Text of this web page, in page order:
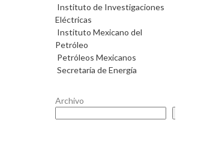
Instituto de Investigaciones
Eléctricas
Instituto Mexicano del
Petróleo
Petróleos Mexicanos
Secretaría de Energía
Archivo